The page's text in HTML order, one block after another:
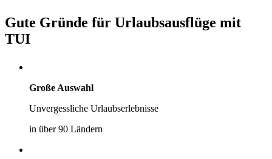
Gute Gründe für Urlaubsausflüge mit
TUI
Große Auswahl
Unvergessliche Urlaubserlebnisse
in über 90 Ländern